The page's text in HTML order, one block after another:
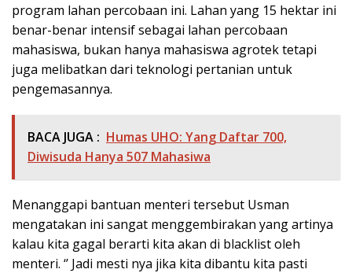
program lahan percobaan ini. Lahan yang 15 hektar ini
benar-benar intensif sebagai lahan percobaan
mahasiswa, bukan hanya mahasiswa agrotek tetapi
juga melibatkan dari teknologi pertanian untuk
pengemasannya.
BACA JUGA : Humas UHO: Yang Daftar 700,
Diwisuda Hanya 507 Mahasiwa
Menanggapi bantuan menteri tersebut Usman
mengatakan ini sangat menggembirakan yang artinya
kalau kita gagal berarti kita akan di blacklist oleh
menteri. ‘’ Jadi mesti nya jika kita dibantu kita pasti